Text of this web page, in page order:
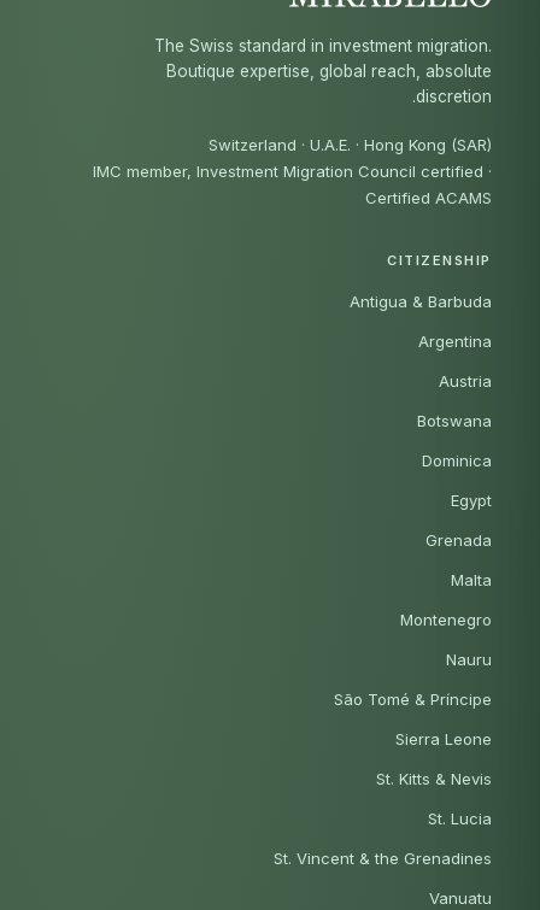
The Swiss standard in investment migration.
Boutique expertise, global reach, absolute
discretion.
Switzerland · U.A.E. · Hong Kong (SAR)
IMC member, Investment Migration Council certified ·
Certified ACAMS
CITIZENSHIP
Antigua & Barbuda
Argentina
Austria
Botswana
Dominica
Egypt
Grenada
Malta
Montenegro
Nauru
São Tomé & Príncipe
Sierra Leone
St. Kitts & Nevis
St. Lucia
St. Vincent & the Grenadines
Vanuatu